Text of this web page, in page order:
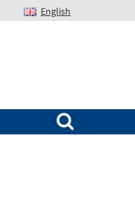
English
Suchen nach: